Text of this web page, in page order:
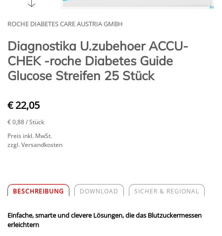
ROCHE DIABETES CARE AUSTRIA GMBH
Diagnostika U.zubehoer ACCU-
CHEK -roche Diabetes Guide
Glucose Streifen 25 Stück
€ 22,05
€ 0,88/ Stück
Preis inkl. MwSt.
zzgl. Versandkosten
BESCHREIBUNG DOWNLOAD SICHER & REGIONAL
Einfache, smarte und clevere Lösungen, die das Blutzuckermessen
erleichtern